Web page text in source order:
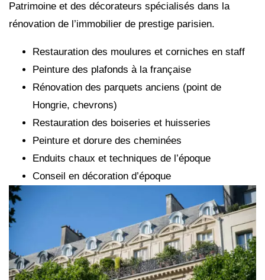
Patrimoine et des décorateurs spécialisés dans la
rénovation de l’immobilier de prestige parisien.
Restauration des moulures et corniches en staff
Peinture des plafonds à la française
Rénovation des parquets anciens (point de
Hongrie, chevrons)
Restauration des boiseries et huisseries
Peinture et dorure des cheminées
Enduits chaux et techniques de l’époque
Conseil en décoration d’époque